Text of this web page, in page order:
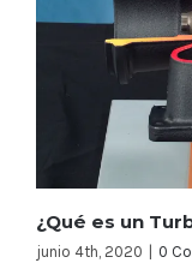
¿Qué es un
junio 4th, 2020 0